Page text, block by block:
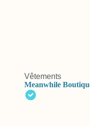
Vêtements
Meanwhile